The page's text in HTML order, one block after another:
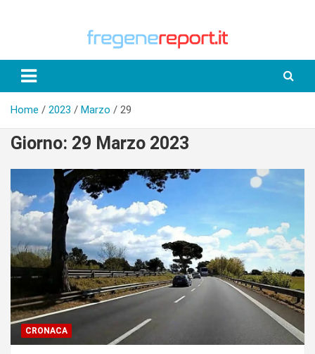
Home 2023 Marzo 29
Giorno: 29 Marzo 2023
CRONACA